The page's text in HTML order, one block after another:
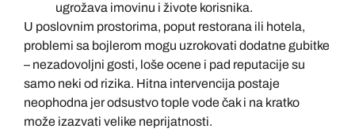
ugrožava imovinu i živote korisnika.
U poslovnim prostorima, poput restorana ili hotela,
problemi sa bojlerom mogu uzrokovati dodatne gubitke
– nezadovoljni gosti, loše ocene i pad reputacije su
samo neki od rizika. Hitna intervencija postaje
neophodna jer odsustvo tople vode čak i na kratko
može izazvati velike neprijatnosti.